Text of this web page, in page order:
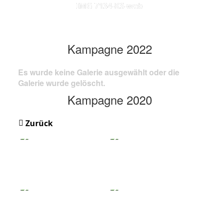
IMG 7134-KS-web
Kampagne 2022
Es wurde keine Galerie ausgewählt oder die
Galerie wurde gelöscht.
Kampagne 2020
Zurück